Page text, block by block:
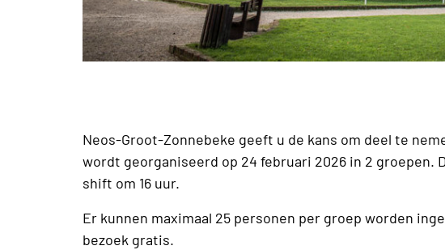
Neos-Groot-Zonnebeke geeft u de kans om deel te
wordt georganiseerd op 24 februari 2026 in 2 groepen.
shift om 16 uur.
Er kunnen maximaal 25 personen per groep worden
bezoek gratis.